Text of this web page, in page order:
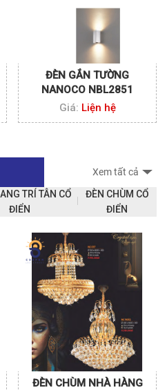
ĐÈN GẮN TƯỜNG
NANOCO NBL2851
Giá: Liện hệ
TRÍ TÂN CỔ
ĐIỂN
ĐÈN CHÙM CỔ
ĐIỂN
Xem tất cả
ĐÈN CHÙM NHÀ HÀNG